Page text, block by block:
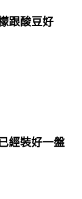
跟酸豆好
經裝好一盤